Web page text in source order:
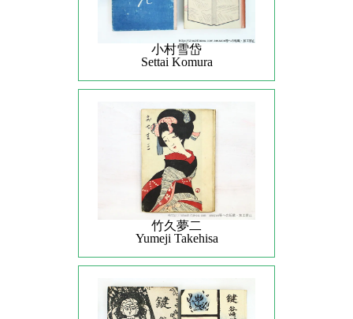
小村雪岱
Settai Komura
竹久夢二
Yumeji Takehisa